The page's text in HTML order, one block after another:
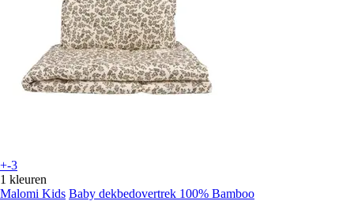
+-3
1 kleuren
Malomi Kids Baby dekbedovertrek 100% Bamboo